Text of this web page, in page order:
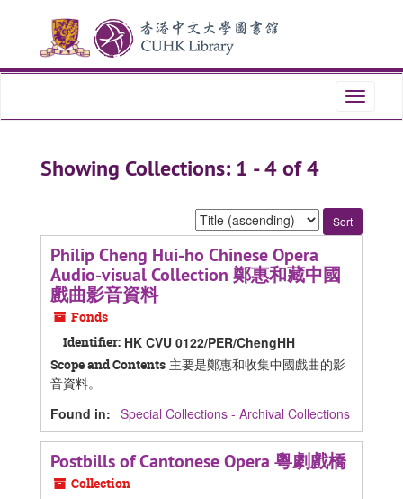
content
Toggle
Showing Collections: 1 - 4 of 4
Sort
by:
Philip Cheng Hui-ho Chinese Opera
Audio-visual Collection 鄭惠和藏中國
戲曲影音資料
Fonds
Identifier: HK CVU 0122/PER/ChengHH
Scope and Contents 主要是鄭惠和收集中國戲曲的影
音資料。
Found in: Special Collections - Archival Collections
Postbills of Cantonese Opera 粵劇戲橋
Collection